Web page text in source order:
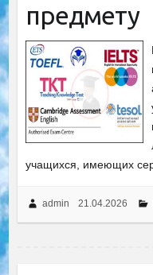
предмету
учащихся, имеющих
admin 21.04.2026